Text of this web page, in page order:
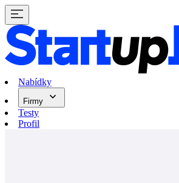
Nabídky
Firmy
Testy
Profil